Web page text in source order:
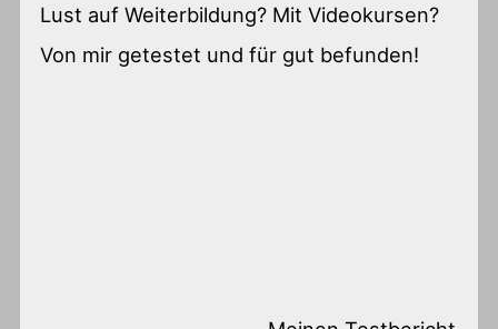
Lust auf Weiterbildung? Mit Videokursen?
Von mir getestet und für gut befunden!